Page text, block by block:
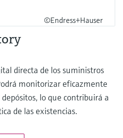
©Endress+Hauser
directa de los suministros
monitorizar eficazmente
lo que contribuirá a
de las existencias.